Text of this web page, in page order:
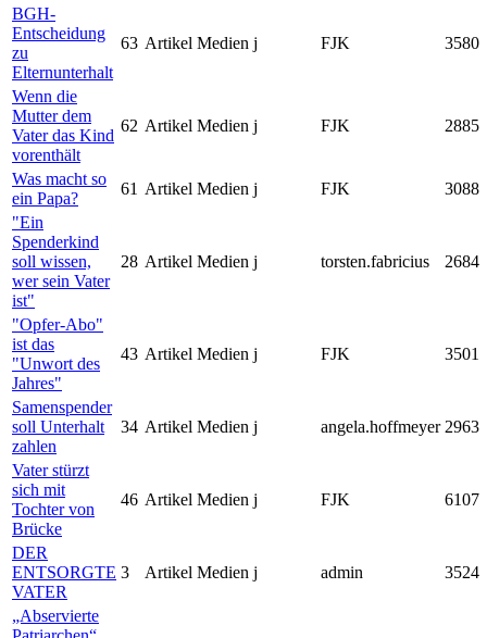
BGH-
Entscheidung
zu
Elternunterhalt
63 Artikel Medien j FJK 3580
Wenn die
Mutter dem
Vater das Kind
vorenthält
62 Artikel Medien j FJK 2885
Was macht so
ein Papa?
61 Artikel Medien j FJK
3088
"Ein
Spenderkind
soll wissen,
wer sein Vater
ist"
28 Artikel Medien j torsten.fabricius 2684
"Opfer-Abo"
ist das
"Unwort des
Jahres"
43 Artikel Medien j FJK 3501
Samenspender
soll Unterhalt
zahlen
34 Artikel Medien j angela.hoffmeyer 2963
Vater stürzt
sich mit
Tochter von
Brücke
46 Artikel Medien j FJK 6107
DER
ENTSORGTE
VATER
3 Artikel Medien j admin 3524
„Abservierte